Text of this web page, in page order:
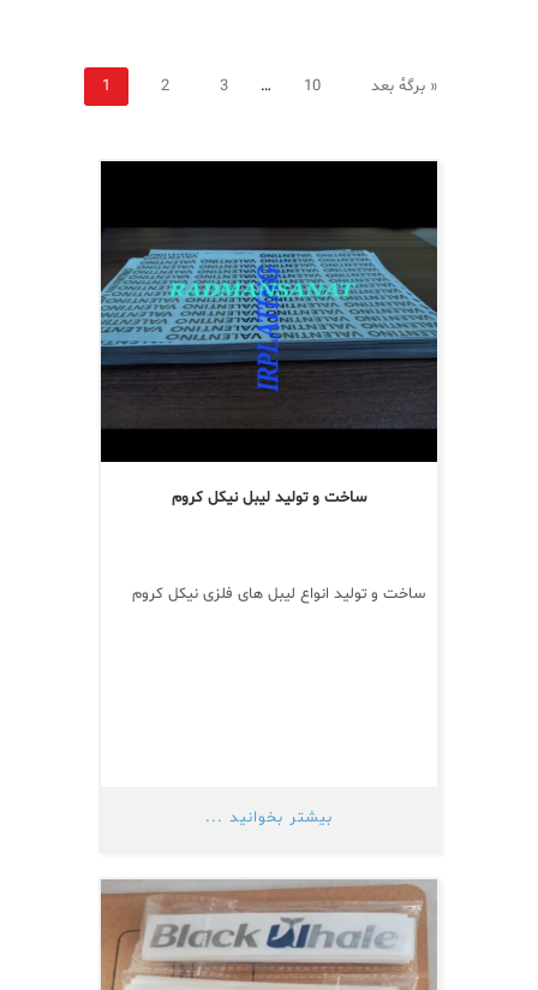
1 2 3 … 10 برگهٔ بعد »
ساخت و تولید لیبل نیکل کروم
ساخت و تولید انواع لیبل های فلزی نیکل کروم
بیشتر بخوانید ...